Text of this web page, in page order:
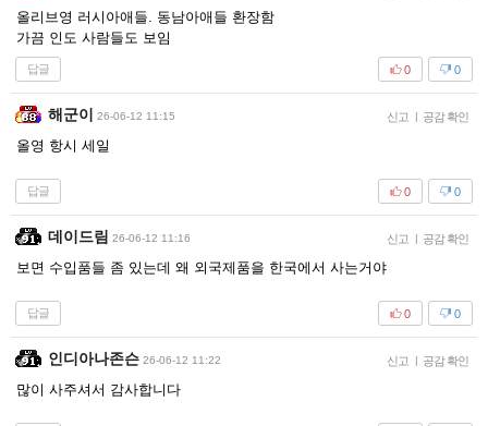
올리브영 러시아애들. 동남아애들 환장함
가끔 인도 사람들도 보임
답글 0
0
해군이 26-06-12 11:15 신고 | 공감 확인
올영 항시 세일
답글 0
0
데이드림 26-06-12 11:16 신고 | 공감 확인
보면 수입품들 좀 있는데 왜 외국제품을 한국에서 사는거야
답글 0
0
인디아나존슨 26-06-12 11:22 신고 | 공감 확인
많이 사주셔서 감사합니다